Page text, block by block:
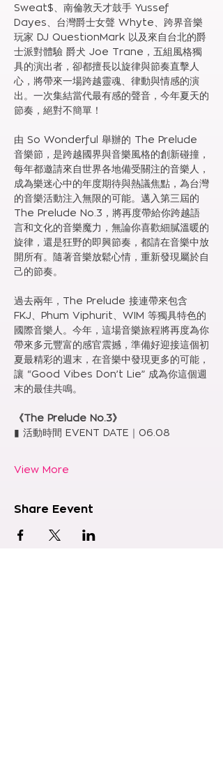
Sweat$、南倫敦天才鼓手 Yussef
Dayes、台灣爵士女聲 Whyte、跨界音樂
玩家 DJ QuestionMark 以及來自台北的爵
士派對體驗 爵犬 Joe Trane，五組風格獨
具的演出者，卻都擅長以旋律與節奏直擊人
心，將帶來一場跨越靈魂、律動與情感的演
出。一次集結當代最有感的聲音，今年夏天的
節奏，絕對不簡單！
由 So Wonderful 舉辦的 The Prelude
音樂節，是跨越國界與音樂風格的創新碰撞，
每年都邀請來自世界各地備受關注的音樂人，
成為樂迷心中的年度期待與熱議焦點，為台灣
的音樂活動注入無限的可能。邁入第三屆的
The Prelude No.3，將再度帶給你跨越語
言和文化的音樂魔力，無論你喜歡細膩溫暖的
旋律，還是狂野的即興節奏，都請在音樂中放
開所有。隨著音樂放鬆心情，重新發現屬於自
己的節奏。
過去兩年，The Prelude 接連帶來包含
FKJ、Phum Viphurit、WIM 等獨具特色的
國際音樂人。今年，這場音樂旅程將再度為你
帶來多元豐富的感官震撼，準備好迎接這個初
夏最精彩的週末，在音樂中發現更多的可能，
讓 “Good Vibes Don’t Lie” 成為你這個週
末的最佳共鳴。
《The Prelude No.3》
▮ 活動時間 EVENT DATE｜06.08
View More
Share Eevent